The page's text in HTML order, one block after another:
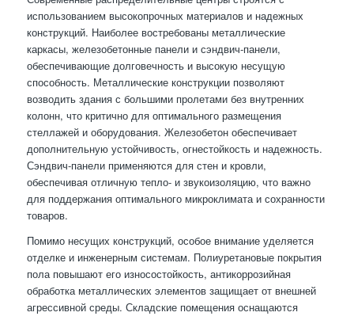
использованием высокопрочных материалов и надежных
конструкций. Наиболее востребованы металлические
каркасы, железобетонные панели и сэндвич-панели,
обеспечивающие долговечность и высокую несущую
способность. Металлические конструкции позволяют
возводить здания с большими пролетами без внутренних
колонн, что критично для оптимального размещения
стеллажей и оборудования. Железобетон обеспечивает
дополнительную устойчивость, огнестойкость и надежность.
Сэндвич-панели применяются для стен и кровли,
обеспечивая отличную тепло- и звукоизоляцию, что важно
для поддержания оптимального микроклимата и сохранности
товаров.
Помимо несущих конструкций, особое внимание уделяется
отделке и инженерным системам. Полиуретановые покрытия
пола повышают его износостойкость, антикоррозийная
обработка металлических элементов защищает от внешней
агрессивной среды. Складские помещения оснащаются